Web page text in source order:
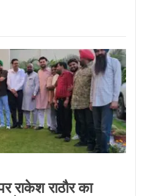
ਦੇ ਯਤਨਾਂ ਸਦਕਾ
ਸਰੀਰ ਗਰੀਸ ਤੋਂ